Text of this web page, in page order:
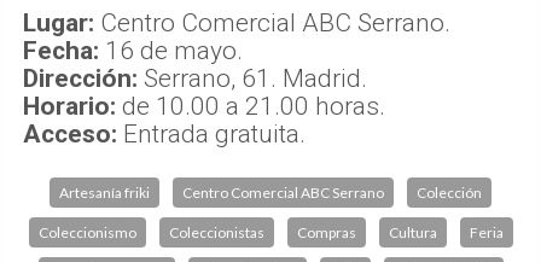
Lugar: Centro Comercial ABC Serrano.
Fecha: 16 de mayo.
Dirección: Serrano, 61. Madrid.
Horario: de 10.00 a 21.00 horas.
Acceso: Entrada gratuita.
Artesanía friki Centro Comercial ABC Serrano Colección
Coleccionismo Coleccionistas Compras Cultura Feria